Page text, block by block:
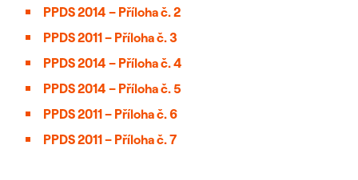
PPDS 2014 – Příloha č. 2
PPDS 2011 – Příloha č. 3
PPDS 2014 – Příloha č. 4
PPDS 2014 – Příloha č. 5
PPDS 2011 – Příloha č. 6
PPDS 2011 – Příloha č. 7